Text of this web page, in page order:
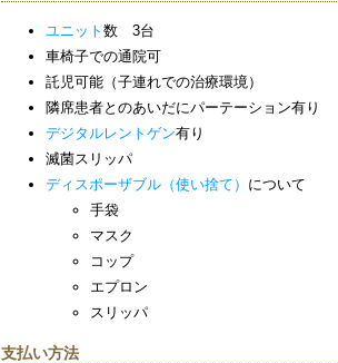
ユニット 数 3台
車椅子での通院可
託児可能（子連れでの治療環境）
隣席患者とのあいだにパーテーション有り
デジタルレントゲン有り
滅菌スリッパ
ディスポーザブル（使い捨て） について
手袋
マスク
コップ
エプロン
スリッパ
支払い方法